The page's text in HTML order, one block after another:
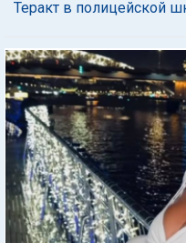
Теракт в полицейской